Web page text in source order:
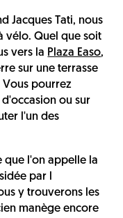
Jacques Tati, nous
vélo. Quel que soit
vers la Plaza Easo,
sur une terrasse
pourrez
ou sur
l'un des
que l'on appelle la
par l
y trouverons les
manège encore